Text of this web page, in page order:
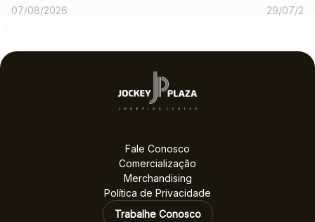
operações
melhores no voto
07/08/2026 29/07/
Fale Conosco
Comercialização
Merchandising
Política de Privacidade
Trabalhe Conosco